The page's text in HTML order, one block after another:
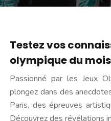
Testez vos
olympique du mois
Passionné par les Jeux
plongez dans des
Paris, des épreuves
Découvrez des révélations